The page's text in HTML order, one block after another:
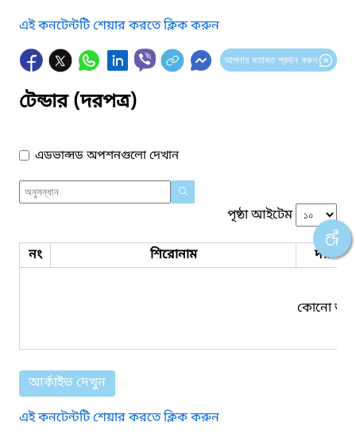
এই কনটেন্টটি শেয়ার করতে ক্লিক করুন
আপনার মতামত প্রদান করুন
টেন্ডার (দরপত্র)
এডভান্সড অপশনগুলো দেখান
পৃষ্ঠা আইটেম
নং শিরোনাম দরপত্র
কোনো তথ্য
আর্কাইভ দেখুন
এই কনটেন্টটি শেয়ার করতে ক্লিক করুন